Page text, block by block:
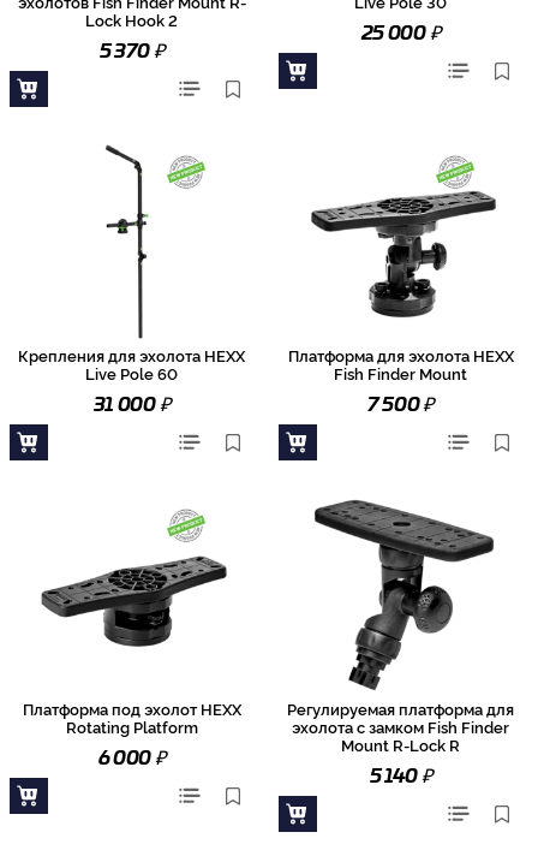
Lock Hook 2
5 370₽
25 000₽
Крепления для эхолота HEXX
Live Pole 60
31 000₽
Платформа для эхолота HEXX
Fish Finder Mount
7 500₽
Платформа под эхолот HEXX
Rotating Platform
6 000₽
Регулируемая платформа для
эхолота с замком Fish Finder
Mount R-Lock R
5 140₽